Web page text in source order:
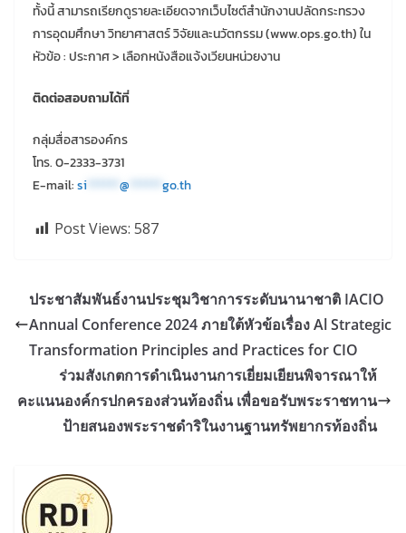
ทั้งนี้ สามารถเรียกดูรายละเอียดจากเว็บไซต์สำนักงานปลัดกระทรวง
การอุดมศึกษา วิทยาศาสตร์ วิจัยและนวัตกรรม (www.ops.go.th) ใน
หัวข้อ : ประกาศ > เลือกหนังสือแจ้งเวียนหน่วยงาน
ติดต่อสอบถามได้ที่
กลุ่มสื่อสารองค์กร
โทร. 0-2333-3731
E-mail:si ****** @ ****** go.th
Post Views: 587
ประชาสัมพันธ์งานประชุมวิชาการระดับนานาชาติ IACIO
Annual Conference 2024 ภายใต้หัวข้อเรื่อง Al Strategic
Transformation Principles and Practices for CIO
ร่วมสังเกตการดำเนินงานการเยี่ยมเยียนพิจารณาให้
คะแนนองค์กรปกครองส่วนท้องถิ่น เพื่อขอรับพระราชทาน
ป้ายสนองพระราชดำริในงานฐานทรัพยากรท้องถิ่น